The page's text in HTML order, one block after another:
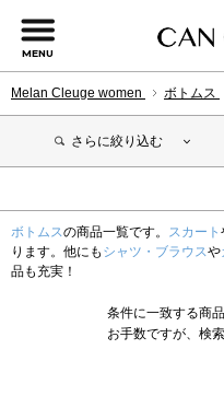
MENU
Melan Cleuge women ボトムス
さらに絞り込む
ボトムスの商品一覧です。 スカート
ります。他にも シャツ・ブラウスや
品も充実！
条件に一致する商
お手数ですが、検